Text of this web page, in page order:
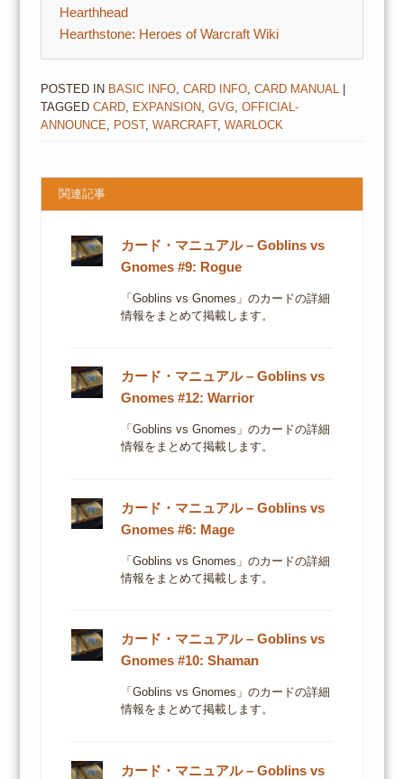
Hearthhead
Hearthstone: Heroes of Warcraft Wiki
POSTED IN BASIC INFO, CARD INFO, CARD MANUAL
TAGGED CARD, EXPANSION GVG, OFFICIAL-
ANNOUNCE
POST, WARCRAFT, WARLOCK
関連記事
カード・マニュアル – Goblins vs
Gnomes #9: Rogue
「Goblins vs Gnomes」のカードの詳細
情報をまとめて掲載します。
カード・マニュアル – Goblins vs
Gnomes #12: Warrior
「Goblins vs Gnomes」のカードの詳細
情報をまとめて掲載します。
カード・マニュアル – Goblins vs
Gnomes #6: Mage
「Goblins vs Gnomes」のカードの詳細
情報をまとめて掲載します。
カード・マニュアル – Goblins vs
Gnomes #10: Shaman
「Goblins vs Gnomes」のカードの詳細
情報をまとめて掲載します。
カード・マニュアル – Goblins vs